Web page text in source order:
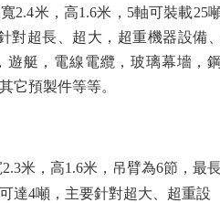
2.4米，高1.6米，5軸可裝載25
對超長、超大，超重機器設備
遊艇，電線電纜，玻璃幕墻，
它預製件等等。
2.3米，高1.6米，吊臂為6節，最
達4噸，主要針對超大、超重設